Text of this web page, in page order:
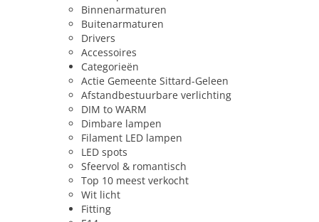
Uitgangsspanning
Spanning / voltage
Functie
Dimbaar
Bewegingssensor
Lichtsensor
Fysiek
Binnenarmaturen
Buitenarmaturen
Drivers
Accessoires
Categorieën
Actie Gemeente Sittard-Geleen
Afstandbestuurbare verlichting
DIM to WARM
Dimbare lampen
Filament LED lampen
LED spots
Sfeervol & romantisch
Top 10 meest verkocht
Wit licht
Fitting